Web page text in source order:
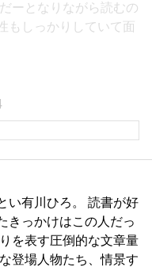
ーとなりながら読むの
もしっかりしていて面
い有川ひろ。 読書が好
きっかけはこの人だっ
を表す圧倒的な文章量
登場人物たち、情景す